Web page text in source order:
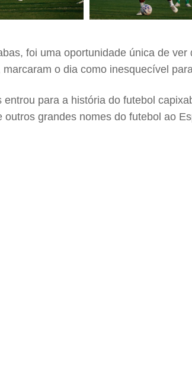
foi uma oportunidade única de
o dia como inesquecível
para a história do futebol
grandes nomes do futebol ao